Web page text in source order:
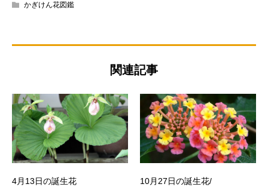
かぎけん花図鑑
関連記事
4月13日の誕生花 10月27日の誕生花/